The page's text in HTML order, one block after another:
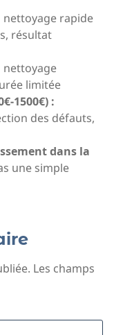
nettoyage rapide
résultat
nettoyage
limitée
1500€) :
des défauts,
dans la
une simple
Les champs